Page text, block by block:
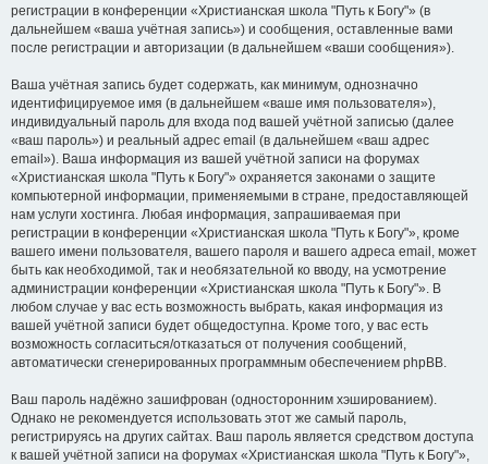
регистрации в конференции «Христианская школа "Путь к Богу"» (в
дальнейшем «ваша учётная запись») и сообщения, оставленные вами
после регистрации и авторизации (в дальнейшем «ваши сообщения»).
Ваша учётная запись будет содержать, как минимум, однозначно
идентифицируемое имя (в дальнейшем «ваше имя пользователя»),
индивидуальный пароль для входа под вашей учётной записью (далее
«ваш пароль») и реальный адрес email (в дальнейшем «ваш адрес
email»). Ваша информация из вашей учётной записи на форумах
«Христианская школа "Путь к Богу"» охраняется законами о защите
компьютерной информации, применяемыми в стране, предоставляющей
нам услуги хостинга. Любая информация, запрашиваемая при
регистрации в конференции «Христианская школа "Путь к Богу"», кроме
вашего имени пользователя, вашего пароля и вашего адреса email, может
быть как необходимой, так и необязательной ко вводу, на усмотрение
администрации конференции «Христианская школа "Путь к Богу"». В
любом случае у вас есть возможность выбрать, какая информация из
вашей учётной записи будет общедоступна. Кроме того, у вас есть
возможность согласиться/отказаться от получения сообщений,
автоматически сгенерированных программным обеспечением phpBB.
Ваш пароль надёжно зашифрован (односторонним хэшированием).
Однако не рекомендуется использовать этот же самый пароль,
регистрируясь на других сайтах. Ваш пароль является средством доступа
к вашей учётной записи на форумах «Христианская школа "Путь к Богу"»,